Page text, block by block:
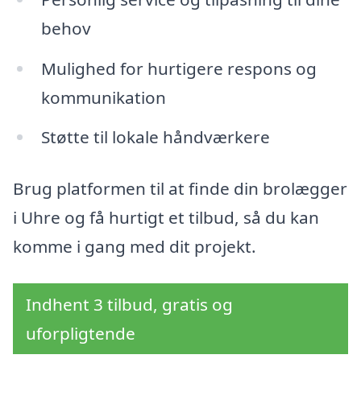
behov
Mulighed for hurtigere respons og
kommunikation
Støtte til lokale håndværkere
Brug platformen til at finde din brolægger
i Uhre og få hurtigt et tilbud, så du kan
komme i gang med dit projekt.
Indhent 3 tilbud, gratis og
uforpligtende